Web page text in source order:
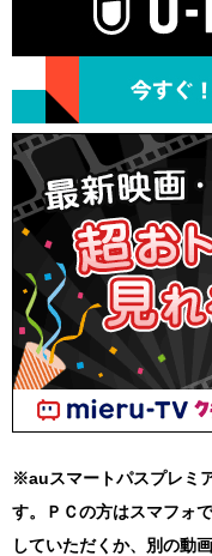
※auスマートパスプレミ
す。ＰＣの方はスマフォ
していただくか、別の動